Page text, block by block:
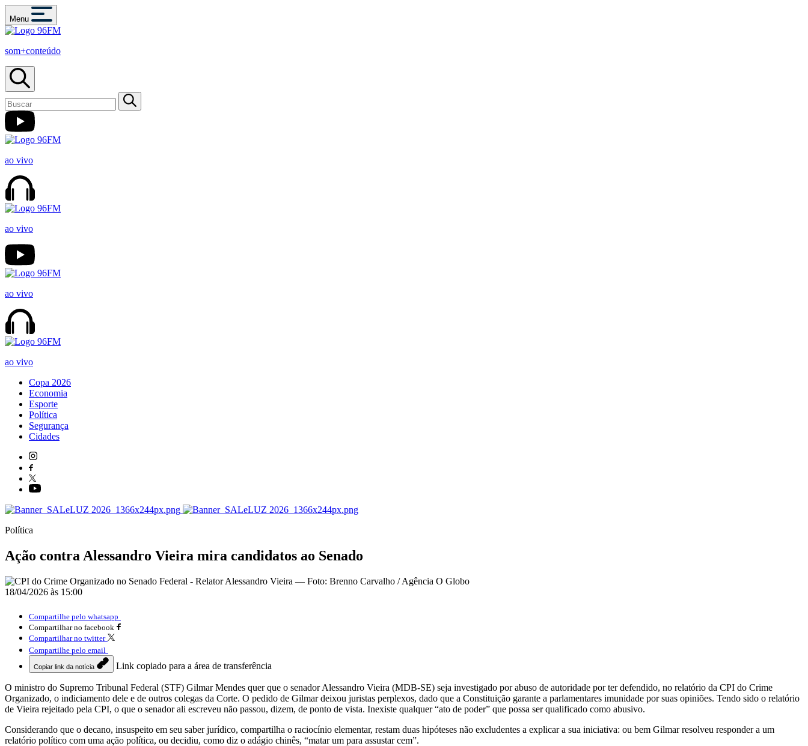
Menu
som+conteúdo
ao vivo
ao vivo
ao vivo
ao vivo
Copa 2026
Economia
Esporte
Política
Segurança
Cidades
Política
Ação contra Alessandro Vieira mira candidatos ao Senado
18/04/2026 às 15:00
Compartilhe pelo whatsapp
Compartilhar no facebook
Compartilhar no twitter
Compartilhe pelo email
Copiar link da notícia Link copiado para a área de transferência
O ministro do Supremo Tribunal Federal (STF) Gilmar Mendes quer que o senador Alessandro Vieira (MDB-SE) seja investigado por abuso de autoridade por ter defendido, no relatório da CPI do Crime
Organizado, o indiciamento dele e de outros colegas da Corte. O pedido de Gilmar deixou juristas perplexos, dado que a Constituição garante a parlamentares imunidade por suas opiniões. Tendo sido o relatório
de Vieira rejeitado pela CPI, o que o senador ali escreveu não passou, dizem, de ponto de vista. Inexiste qualquer “ato de poder” que possa ser qualificado como abusivo.
Considerando que o decano, insuspeito em seu saber jurídico, compartilha o raciocínio elementar, restam duas hipóteses não excludentes a explicar a sua iniciativa: ou bem Gilmar resolveu responder a um
relatório político com uma ação política, ou decidiu, como diz o adágio chinês, “matar um para assustar cem”.